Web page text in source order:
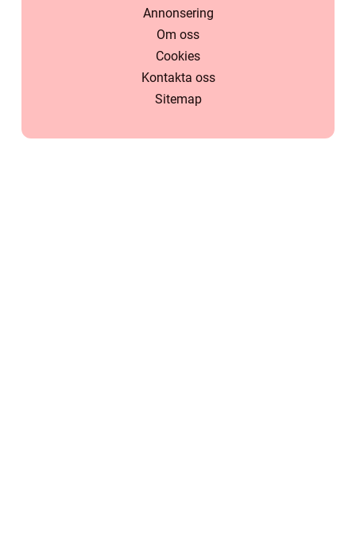
Annonsering
Om oss
Cookies
Kontakta oss
Sitemap